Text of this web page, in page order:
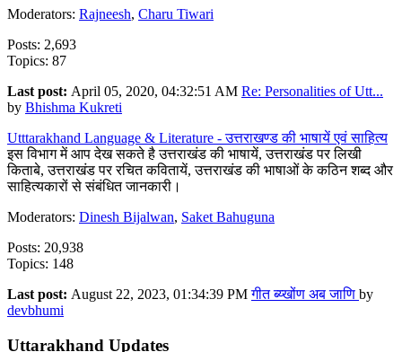
Moderators: Rajneesh, Charu Tiwari
Posts: 2,693
Topics: 87
Last post: April 05, 2020, 04:32:51 AM Re: Personalities of Utt...
by Bhishma Kukreti
Utttarakhand Language & Literature - उत्तराखण्ड की भाषायें एवं साहित्य
इस विभाग में आप देख सकते है उत्तराखंड की भाषायें, उत्तराखंड पर लिखी
किताबे, उत्तराखंड पर रचित कवितायें, उत्तराखंड की भाषाओं के कठिन शब्द और
साहित्यकारों से संबंधित जानकारी।
Moderators: Dinesh Bijalwan, Saket Bahuguna
Posts: 20,938
Topics: 148
Last post: August 22, 2023, 01:34:39 PMगीत ब्य्खोंण अब जाणि by
devbhumi
Uttarakhand Updates